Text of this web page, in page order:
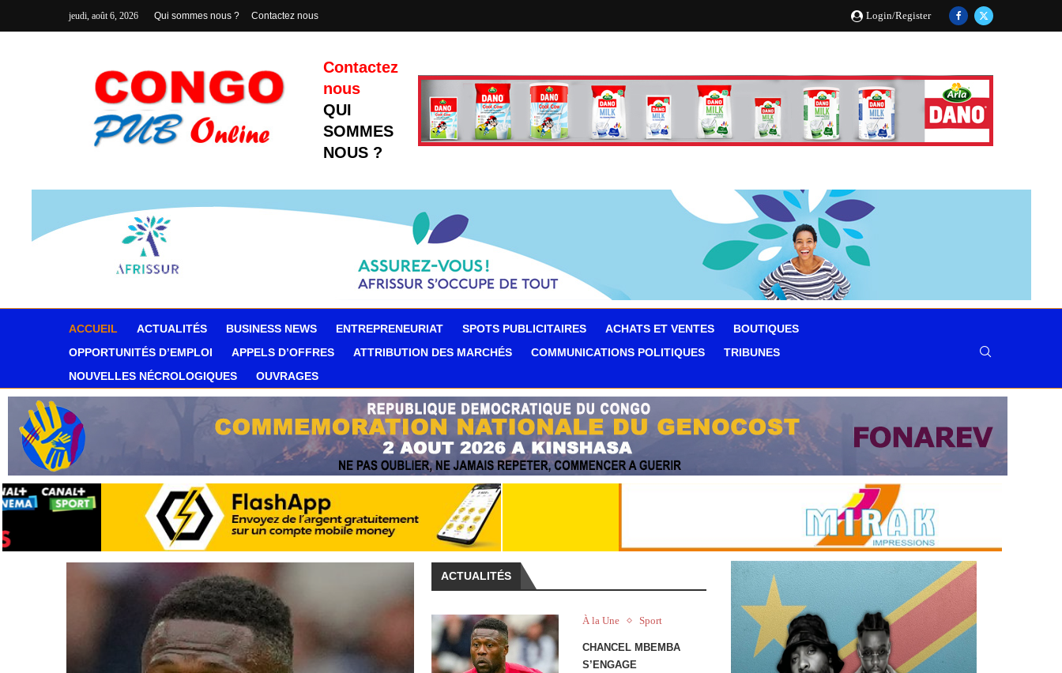
jeudi, août 6, 2026 Qui sommes nous ? Contactez nous Login/Register
Contactez
nous
QUI
SOMMES
NOUS ?
ACCUEIL ACTUALITÉS BUSINESS NEWS ENTREPRENEURIAT SPOTS PUBLICITAIRES ACHATS ET VENTES
BOUTIQUES
OPPORTUNITÉS D’EMPLOI
APPELS D’OFFRES ATTRIBUTION DES MARCHÉS COMMUNICATIONS POLITIQUES
TRIBUNES
NOUVELLES NÉCROLOGIQUES
OUVRAGES
ACTUALITÉS
À la Une Sport
CHANCEL MBEMBA
S’ENGAGE